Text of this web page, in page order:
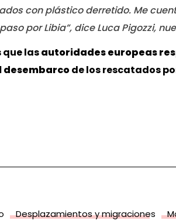
con plástico derretido. Me
por Libia”, dice Luca Pigozzi,
que lasautoridades europeas
desembarcode los rescatados
Desplazamientos y migraciones